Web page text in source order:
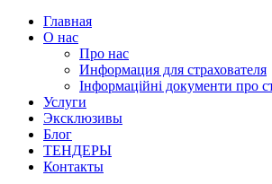
Главная
О нас
Про нас
Информация для страхователя
Інформаційні документи про
Услуги
Эксклюзивы
Блог
ТЕНДЕРЫ
Контакты